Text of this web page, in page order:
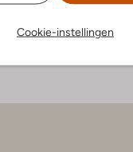
Cookie-instellingen